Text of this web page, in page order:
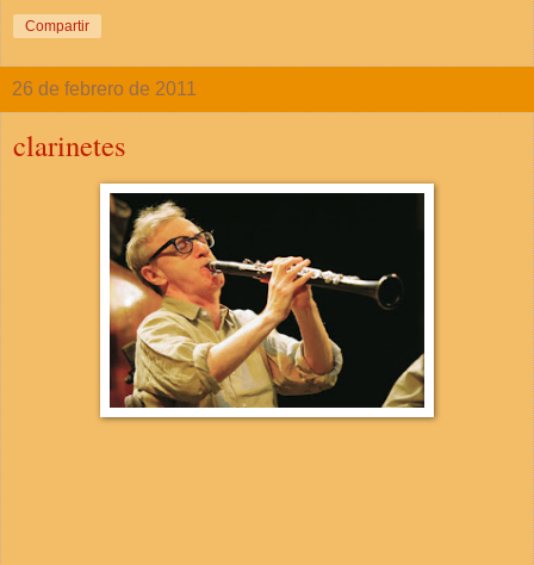
Compartir
26 de febrero de 2011
clarinetes